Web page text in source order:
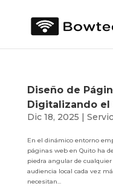
Diseño de
Digitalizando el
Dic 18, 2025 |
En el dinámico entorno
páginas web en Quito ha
piedra angular de
audiencia local cada vez
necesitan...